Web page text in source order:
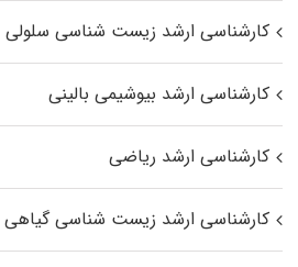
کارشناسی ارشد زیست شناسی سلولی
کارشناسی ارشد بیوشیمی بالینی
کارشناسی ارشد ریاضی
کارشناسی ارشد زیست‌ شناسی گیاهی